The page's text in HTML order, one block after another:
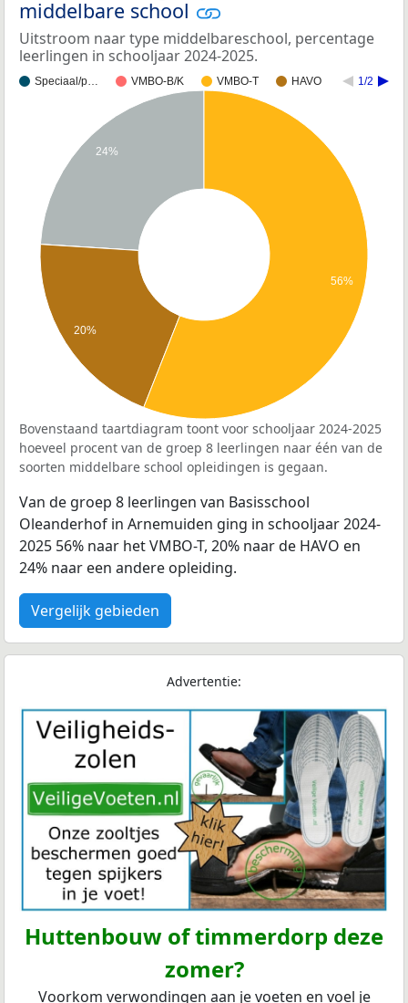
middelbare school
Uitstroom naar type middelbareschool, percentage
leerlingen in schooljaar 2024-2025.
Speciaal/p… VMBO-B/K VMBO-T HAVO 1/2
24%
20%
56%
Bovenstaand taartdiagram toont voor schooljaar 2024-2025
hoeveel procent van de groep 8 leerlingen naar één van de
soorten middelbare school opleidingen is gegaan.
Van de groep 8 leerlingen van Basisschool
Oleanderhof in Arnemuiden ging in schooljaar 2024-
2025 56% naar het VMBO-T, 20% naar de HAVO en
24% naar een andere opleiding.
Vergelijk gebieden
Advertentie:
Huttenbouw of timmerdorp deze
zomer?
Voorkom verwondingen aan je voeten en voel je